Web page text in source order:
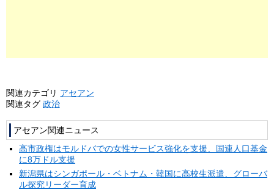
関連カテゴリ アセアン
関連タグ 政治
アセアン関連ニュース
高市政権はモルドバでの女性サービス強化を支援、国連人口基金
に8万ドル支援
新潟県はシンガポール・ベトナム・韓国に高校生派遣、グローバ
ル探究リーダー育成